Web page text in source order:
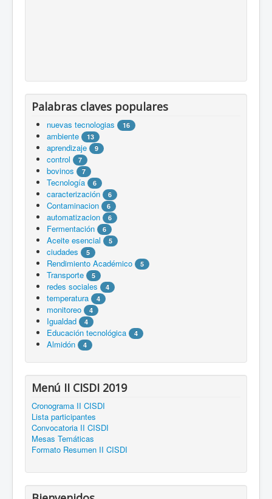
Palabras claves populares
nuevas tecnologias 16
ambiente 13
aprendizaje 9
control 7
bovinos 7
Tecnología 6
caracterización 6
Contaminacion 6
automatizacion 6
Fermentación 6
Aceite esencial 5
ciudades 5
Rendimiento Académico 5
Transporte 5
redes sociales 4
temperatura 4
monitoreo 4
Igualdad 4
Educación tecnológica 4
Almidón 4
Menú II CISDI 2019
Cronograma II CISDI
Lista participantes
Convocatoria II CISDI
Mesas Temáticas
Formato Resumen II CISDI